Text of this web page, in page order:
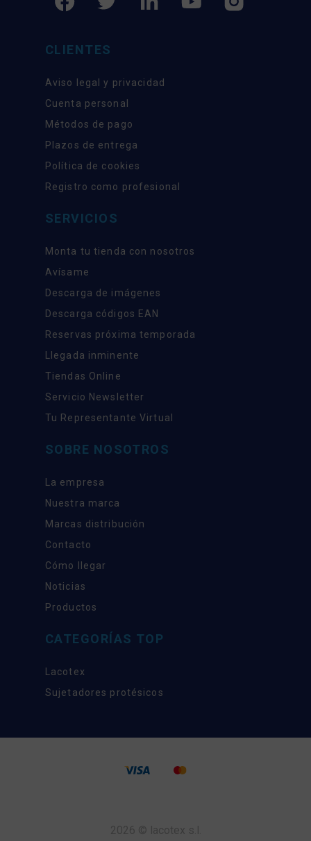
CLIENTES
Aviso legal y privacidad
Cuenta personal
Métodos de pago
Plazos de entrega
Política de cookies
Registro como profesional
SERVICIOS
Monta tu tienda con nosotros
Avísame
Descarga de imágenes
Descarga códigos EAN
Reservas próxima temporada
Llegada inminente
Tiendas Online
Servicio Newsletter
Tu Representante Virtual
SOBRE NOSOTROS
La empresa
Nuestra marca
Marcas distribución
Contacto
Cómo llegar
Noticias
Productos
CATEGORÍAS TOP
Lacotex
Sujetadores protésicos